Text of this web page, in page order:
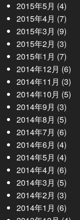
2015年5月 (4)
2015年4月 (7)
2015年3月 (9)
2015年2月 (3)
2015年1月 (7)
2014年12月 (6)
2014年11月 (3)
2014年10月 (5)
2014年9月 (3)
2014年8月 (5)
2014年7月 (6)
2014年6月 (4)
2014年5月 (4)
2014年4月 (6)
2014年3月 (5)
2014年2月 (3)
2014年1月 (6)